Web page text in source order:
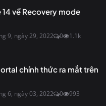
về Recovery mode
9, ngày 29, 2022 0 1.1k
chính thức ra mắt trên
6, ngày 03, 2022 0 993